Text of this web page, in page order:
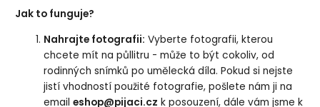
Jak to funguje?
Nahrajte fotografii: Vyberte fotografii, kterou
chcete mít na půllitru - může to být cokoliv, od
rodinných snímků po umělecká díla. Pokud si nejste
jistí vhodností použité fotografie, pošlete nám ji na
emaileshop@pijaci.cz k posouzení, dále vám jsme k